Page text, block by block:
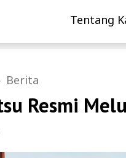
Tentang
Berita
Resmi